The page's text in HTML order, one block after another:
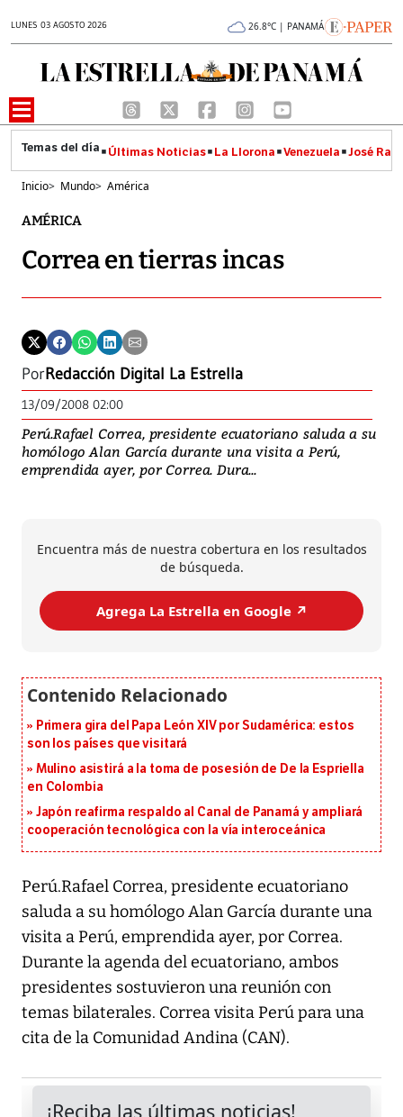
LUNES 03 AGOSTO 2026 26.8°C | PANAMÁ
Últimas Noticias La Llorona Venezuela José
Inicio> Mundo> América
AMÉRICA
Correa en tierras incas
PorRedacción Digital La Estrella
13/09/2008 02:00
Perú.Rafael Correa, presidente ecuatoriano saluda a su
homólogo Alan García durante una visita a Perú,
emprendida ayer, por Correa. Dura...
Encuentra más de nuestra cobertura en los resultados
de búsqueda.
Agrega La Estrella en Google ↗️
Primera gira del Papa León XIV por Sudamérica: estos
son los países que visitará
Mulino asistirá a la toma de posesión de De la Espriella
en Colombia
Japón reafirma respaldo al Canal de Panamá y ampliará
cooperación tecnológica con la vía interoceánica
Perú.Rafael Correa, presidente ecuatoriano
saluda a su homólogo Alan García durante una
visita a Perú, emprendida ayer, por Correa.
Durante la agenda del ecuatoriano, ambos
presidentes sostuvieron una reunión con
temas bilaterales. Correa visita Perú para una
cita de la Comunidad Andina (CAN).